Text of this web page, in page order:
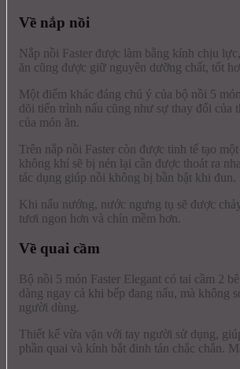
Về nắp nồi
Nắp nồi Faster được làm bằng kính chịu
ăn cũng được giữ nguyên dưỡng chất, tốt
Một điểm khác đáng chú ý của bộ nồi 5
dõi tiến trình nấu cũng như sự thay đổi của
của món ăn.
Trên nắp nồi Faster còn được tinh tế tạo
không khí sẽ bị nén lại cần được thoát ra
tác dụng giúp nồi không bị bần bật khi đun.
Khi nấu nướng, nước ngưng tụ sẽ được
tươi ngon hơn và chín mềm hơn.
Về quai cầm
Bộ nồi 5 món Faster Elegant có tai cầm 2
dàng ngay cả khi bếp đang nấu, mà không
người dùng.
Thiết kế vừa vặn với tay người sử dụng,
phần quai và kính bắt đinh tán chắc chắn.